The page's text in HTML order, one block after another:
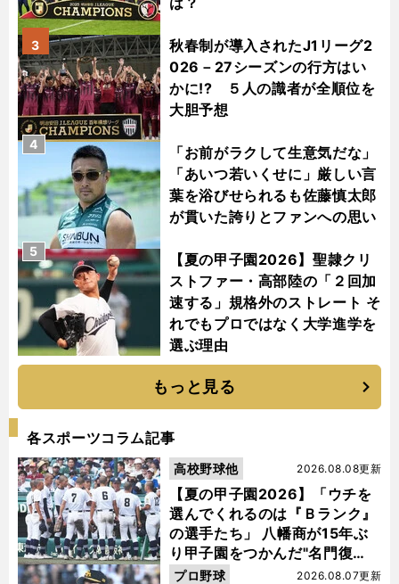
秋春制が導入されたJ1リーグ2
026－27シーズンの行方はい
かに!? ５人の識者が全順位を
大胆予想
3
「お前がラクして生意気だな」
「あいつ若いくせに」厳しい言
葉を浴びせられるも佐藤慎太郎
が貫いた誇りとファンへの思い
4
【夏の甲子園2026】聖隷クリ
ストファー・高部陸の「２回加
速する」規格外のストレート そ
れでもプロではなく大学進学を
選ぶ理由
5
もっと見る
各スポーツコラム記事
【夏の甲子園2026】「ウチを
選んでくれるのは『Ｂランク』
の選手たち」 八幡商が15年ぶ
り甲子園をつかんだ"名門復
活"の舞台裏
2026.08.08更新
高校野球他
2026.08.07更新
プロ野球